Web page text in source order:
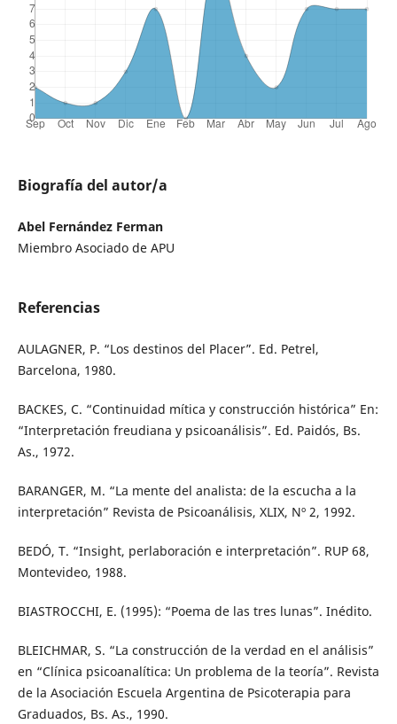
Biografía del autor/a
Abel Fernández Ferman
Miembro Asociado de APU
Referencias
AULAGNER, P. “Los destinos del Placer”. Ed. Petrel,
Barcelona, 1980.
BACKES, C. “Continuidad mítica y construcción histórica” En:
“Interpretación freudiana y psicoanálisis”. Ed. Paidós, Bs.
As., 1972.
BARANGER, M. “La mente del analista: de la escucha a la
interpretación” Revista de Psicoanálisis, XLIX, Nº 2, 1992.
BEDÓ, T. “Insight, perlaboración e interpretación”. RUP 68,
Montevideo, 1988.
BIASTROCCHI, E. (1995): “Poema de las tres lunas”. Inédito.
BLEICHMAR, S. “La construcción de la verdad en el análisis”
en “Clínica psicoanalítica: Un problema de la teoría”. Revista
de la Asociación Escuela Argentina de Psicoterapia para
Graduados, Bs. As., 1990.